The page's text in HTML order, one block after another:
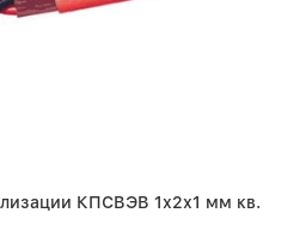
КПСВЭВ 1х2х1 мм кв.